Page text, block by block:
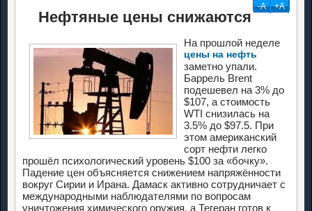
Нефтяные цены снижаются
-А +А
На прошлой неделе
цены на нефть
заметно упали.
Баррель Brent
подешевел на 3% до
$107, а стоимость
WTI снизилась на
3.5% до $97.5. При
этом американский
сорт нефти легко
прошёл психологический уровень $100 за «бочку».
Падение цен объясняется снижением напряжённости
вокруг Сирии и Ирана. Дамаск активно сотрудничает с
международными наблюдателями по вопросам
уничтожения химического оружия, а Тегеран готов к